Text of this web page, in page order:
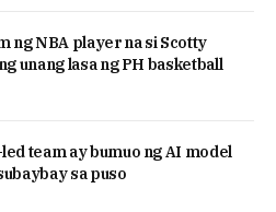
ng NBA player na si Scotty
unang lasa ng PH basketball
team ay bumuo ng AI model
sa puso